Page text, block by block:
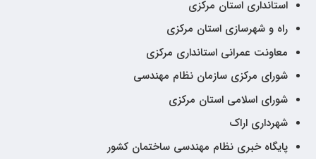
استانداری استان مرکزی
راه و شهرسازی استان مرکزی
معاونت عمرانی استانداری مرکزی
شورای مرکزی سازمان نظام مهندسی
شورای اسلامی استان مرکزی
شهرداری اراک
پایگاه خبری نظام مهندسی ساختمان کشور